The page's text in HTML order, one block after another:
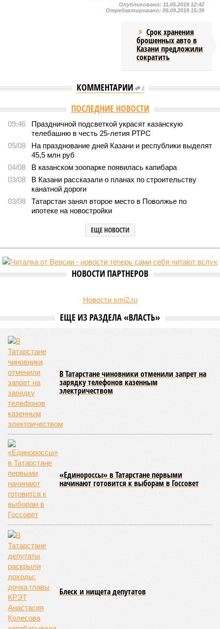
Опубликовано: 11.05.2019 12:42
Отредактировано: 05.09.2019 15:39
Срок хранения
брошенных авто в
Казани предложили
сократить
КОММЕНТАРИИ 0
Версия //Бизнес //Татарстан нацелился на экспорт улиток в Китай
Татарстан нацелился на экспорт улиток в Китай
Расширение рынка
Татарстан нацелился на экспорт улиток в Китай (фото: shedevrum.ai)
Татарстанский производитель съедобных улиток всерьёз
рассматривая его как потенциально бездонный канал сбыта для
своей быстрорастущей продукции.
Татарстан, его предприятие с каждым годом стабильно
наращивает объёмы производства и в текущем году
рассчитывает собрать порядка 15 тонн живой улитки, в
связи с чем рассматривает новые варианты более
масштабных рынков сбыта. По его словам, компания уже
прорабатывала варианты с Казахстаном, но там продукт не
вызвал ожидаемого интереса, а поставки в Узбекистан
показали положительную обратную связь, но объёмы не
столь велики. Китай же видится гораздо более
привлекательным. Проведённое компанией исследование
фокус-группы показало, что улитки вызывают живой
интерес у китайцев, а надпись «Сделано в России»
добавляет продукту особой привлекательности и
воспринимается как знак качества.
Есть ли риски?
Опрошенные эксперты предупреждают, что занять даже
небольшую, но устойчивую нишу на китайском рынке
будет архисложно из-за жесточайшей ценовой
конкуренции. Основной поставщик улиток в Китай,
Вьетнам, контролирует более 40 процентов импорта,
предлагая свою продукцию по демпинговой цене в чуть
более 11 тысяч долларов за тонну, в то время как
себестоимость татарстанских улиток изначально высока.
Китай и сам входит в топ-5 мировых лидеров по
промышленному производству улиток, а крупный
улиточный кластер в Наньху обеспечивает 70 процентов
внутреннего рынка. При этом традиционная китайская
кухня практически не использует виноградную улитку в
европейском понимании, и внутренний спрос на неё как на